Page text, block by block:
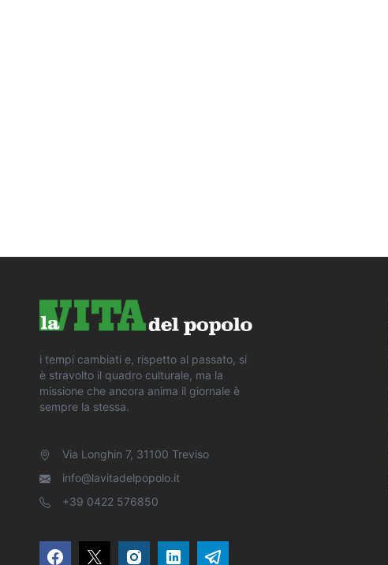
i tempi cambiati e, rispetto al passato, si
è stravolto il quadro culturale, ma la
missione che ancora anima il giornale è
sempre la stessa.
Via Longhin 7, 31100 Treviso
info@lavitadelpopolo.it
+39 0422 576850